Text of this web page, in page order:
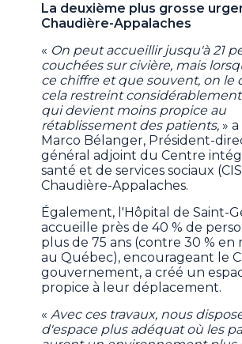
La deuxième plus grosse
Chaudière-Appalaches
« On peut accueillir jusqu'à 21
couchées sur civière, mais
ce chiffre et que souvent, on le
cela restreint
qui devient moins propice au
rétablissement des patients, »
Marco Bélanger, Président-
général adjoint du Centre
santé et de services sociaux
Chaudière-Appalaches.
Également, l'Hôpital de Saint-
accueille près de 40 % de
plus de 75 ans (contre 30 % en
au Québec), encourageant le
gouvernement, a créé un
propice à leur déplacement.
«Avec ces travaux, nous
d'espace plus adéquat où les